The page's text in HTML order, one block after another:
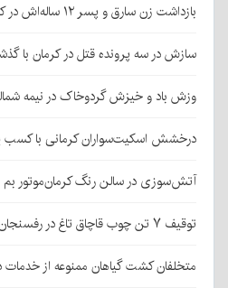
بازداشت زن سارق و پسر ۱۲ ساله‌اش در کرمان
سازش در سه پرونده قتل در کرمان با
وزش باد و خیزش گردوخاک در نیمه
درخشش اسکیت‌سواران کرمانی با
آتش‌سوزی در سالن رنگ کرمان‌موتور بم
توقیف ۷ تن چوب قاچاق تاغ در رفسنجان
متخلفان کشت گیاهان ممنوعه از